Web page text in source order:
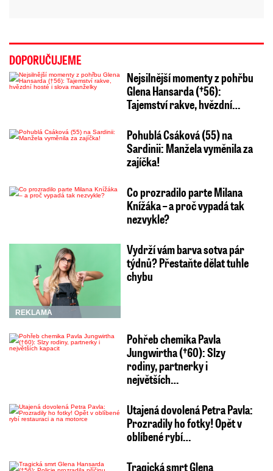
DOPORUČUJEME
Nejsilnější momenty z pohřbu
Glena Hansarda (†56):
Tajemství rakve, hvězdní…
Pohublá Csáková (55) na
Sardinii: Manžela vyměnila za
zajíčka!
Co prozradilo parte Milana
Knížáka – a proč vypadá tak
nezvykle?
REKLAMA
Vydrží vám barva sotva pár
týdnů? Přestaňte dělat tuhle
chybu
Pohřeb chemika Pavla
Jungwirtha (†60): Slzy
rodiny, partnerky i
největších…
Utajená dovolená Petra Pavla:
Prozradily ho fotky! Opět v
oblíbené rybí…
Tragická smrt Glena